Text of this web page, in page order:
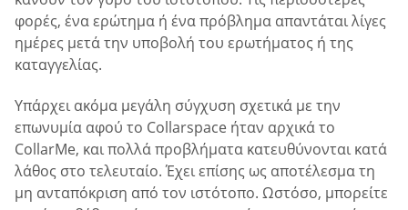
φορές, ένα ερώτημα ή ένα πρόβλημα απαντάται λίγες
ημέρες μετά την υποβολή του ερωτήματος ή της
καταγγελίας.
Υπάρχει ακόμα μεγάλη σύγχυση σχετικά με την
επωνυμία αφού το Collarspace ήταν αρχικά το
CollarMe, και πολλά προβλήματα κατευθύνονται κατά
λάθος στο τελευταίο. Έχει επίσης ως αποτέλεσμα τη
μη ανταπόκριση από τον ιστότοπο. Ωστόσο, μπορείτε